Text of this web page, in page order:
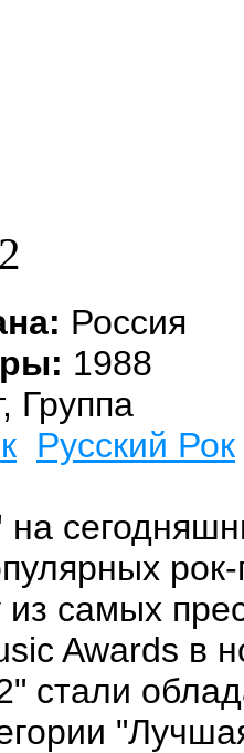
Россия
1988
Группа
Русский Рок
на
из самых
Awards в
стали